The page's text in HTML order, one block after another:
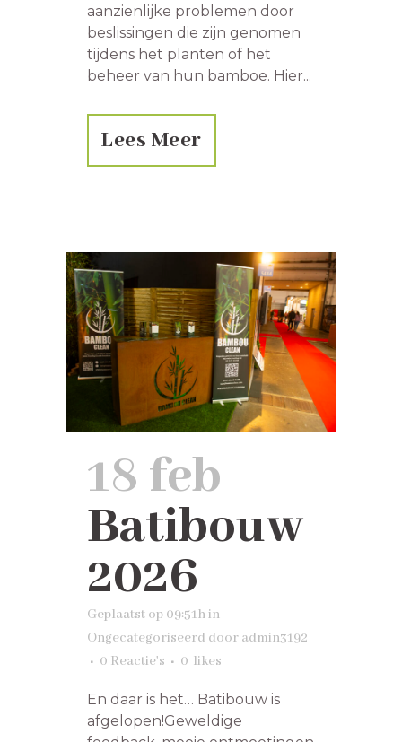
aanzienlijke problemen door
beslissingen die zijn genomen
tijdens het planten of het
beheer van hun bamboe. Hier...
Lees Meer
18 feb
Batibouw
2026
Geplaatst op 09:51hin
Ongecategoriseerd door admin3192
0 Reactie's
0 likes
En daar is het… Batibouw is
afgelopen!Geweldige